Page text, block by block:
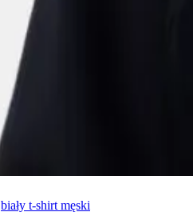
biały t-shirt męski